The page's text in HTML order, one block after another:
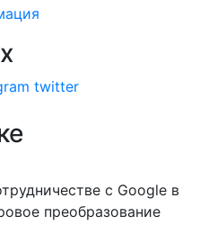
twitter
с Google в
преобразование